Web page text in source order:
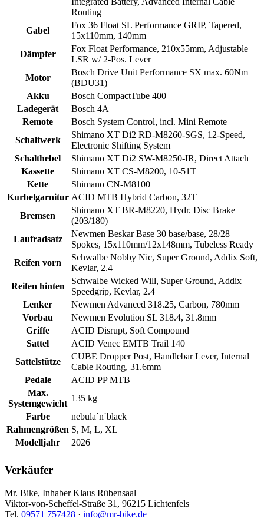
Routing
Gabel
Fox 36 Float SL Performance GRIP, Tapered,
15x110mm, 140mm
Dämpfer
Fox Float Performance, 210x55mm, Adjustable
LSR w/ 2-Pos. Lever
Motor
Bosch Drive Unit Performance SX max. 60Nm
(BDU31)
Akku
Bosch CompactTube 400
Ladegerät
Bosch 4A
Remote
Bosch System Control, incl. Mini Remote
Schaltwerk
Shimano XT Di2 RD-M8260-SGS, 12-Speed,
Electronic Shifting System
Schalthebel
Shimano XT Di2 SW-M8250-IR, Direct Attach
Kassette
Shimano XT CS-M8200, 10-51T
Kette
Shimano CN-M8100
Kurbelgarnitur ACID MTB Hybrid Carbon, 32T
Bremsen
Shimano XT BR-M8220, Hydr. Disc Brake
(203/180)
Laufradsatz
Newmen Beskar Base 30 base/base, 28/28
Spokes, 15x110mm/12x148mm, Tubeless Ready
Reifen vorn
Schwalbe Nobby Nic, Super Ground, Addix Soft,
Kevlar, 2.4
Reifen hinten
Schwalbe Wicked Will, Super Ground, Addix
Speedgrip, Kevlar, 2.4
Lenker
Newmen Advanced 318.25, Carbon, 780mm
Vorbau
Newmen Evolution SL 318.4, 31.8mm
Griffe
ACID Disrupt, Soft Compound
Sattel
ACID Venec EMTB Trail 140
Sattelstütze
CUBE Dropper Post, Handlebar Lever, Internal
Cable Routing, 31.6mm
Pedale
ACID PP MTB
Max.
Systemgewicht
135 kg
Farbe
nebula´n´black
Rahmengrößen S, M, L, XL
Modelljahr
2026
Verkäufer
Mr. Bike, Inhaber Klaus Rübensaal
Viktor-von-Scheffel-Straße 31, 96215 Lichtenfels
Tel. 09571 757428 · info@mr-bike.de